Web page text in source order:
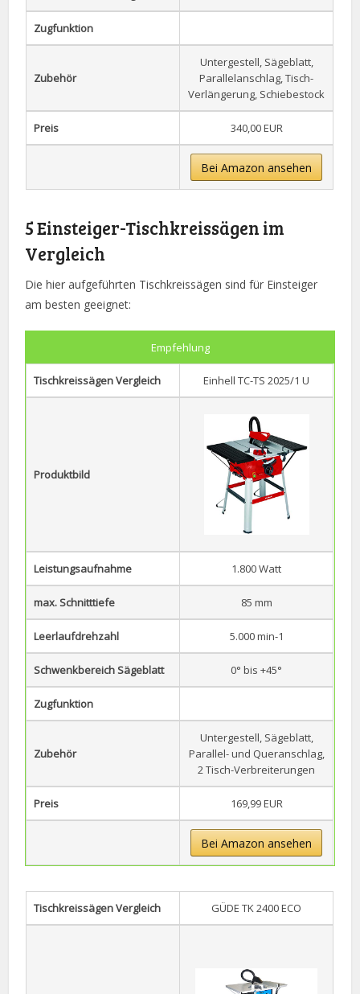
Zugfunktion
Zubehör
Untergestell, Sägeblatt,
Parallelanschlag, Tisch-
Verlängerung, Schiebestock
Preis 340,00 EUR
Bei Amazon ansehen
5 Einsteiger-Tischkreissägen im
Vergleich
Die hier aufgeführten Tischkreissägen sind für Einsteiger
am besten geeignet:
Empfehlung
Tischkreissägen Vergleich Einhell TC-TS 2025/1 U
Produktbild
Leistungsaufnahme 1.800 Watt
max. Schnitttiefe 85 mm
Leerlaufdrehzahl 5.000 min-1
Schwenkbereich Sägeblatt 0° bis +45°
Zugfunktion
Zubehör
Untergestell, Sägeblatt,
Parallel- und Queranschlag,
2 Tisch-Verbreiterungen
Preis 169,99 EUR
Bei Amazon ansehen
Tischkreissägen Vergleich GÜDE TK 2400 ECO